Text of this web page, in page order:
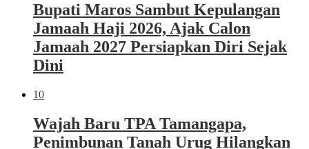
Bupati Maros Sambut Kepulangan
Jamaah Haji 2026, Ajak Calon
Jamaah 2027 Persiapkan Diri Sejak
Dini
10
Wajah Baru TPA Tamangapa,
Penimbunan Tanah Urug Hilangkan